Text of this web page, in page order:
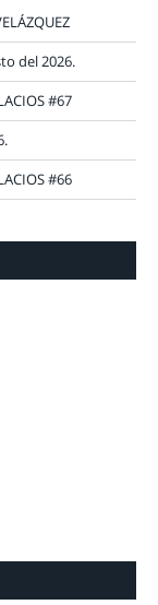
del 2026.
#67
#66